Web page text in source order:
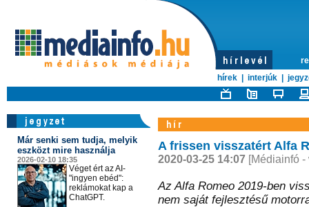
hírek
interjúk
Már senki sem tudja, melyik
eszközt mire használja
2026-02-10 18:35
Véget ért az AI-
"ingyen ebéd":
reklámokat kap a
ChatGPT.
A frissen visszatért Alfa
2020-03-25 14:07[Médiainfó -
Az Alfa Romeo 2019-ben
nem saját fejlesztésű